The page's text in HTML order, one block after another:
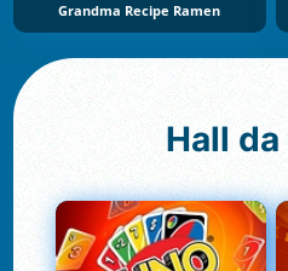
Grandma Recipe Ramen
Hall da